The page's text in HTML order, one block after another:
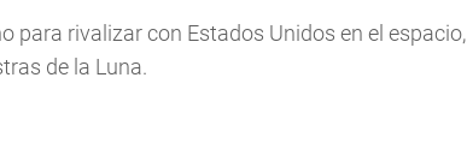
para rivalizar con Estados Unidos en el espacio,
de la Luna.